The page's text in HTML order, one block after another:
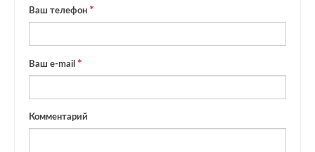
Ваш телефон
Ваш e-mail
Комментарий